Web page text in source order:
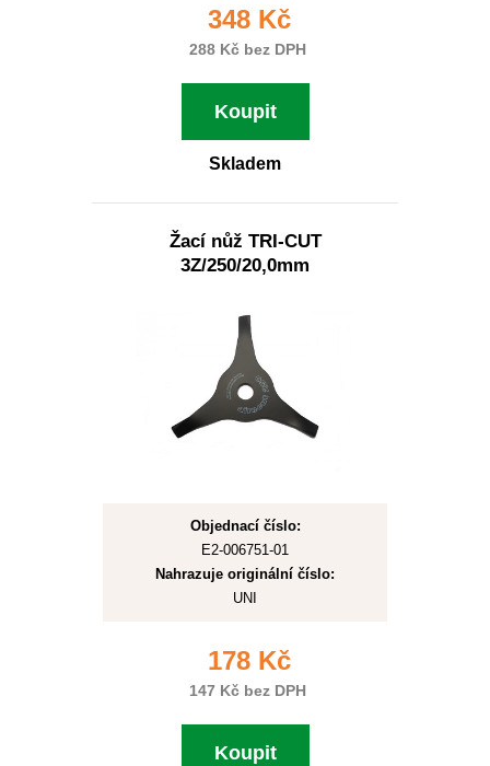
348 Kč
288 Kč bez DPH
Koupit
Skladem
Žací nůž TRI-CUT
3Z/250/20,0mm
Objednací číslo:
E2-006751-01
Nahrazuje originální číslo:
UNI
178 Kč
147 Kč bez DPH
Koupit